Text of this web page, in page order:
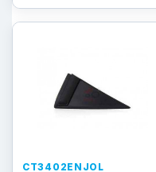
CT3402ENJOL